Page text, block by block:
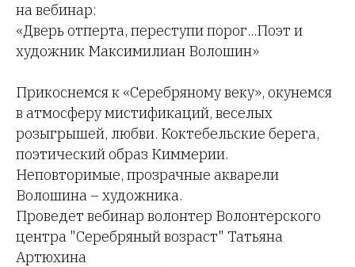
на вебинар:
«Дверь отперта, переступи порог...Поэт и
художник Максимилиан Волошин»
Прикоснемся к «Серебряному веку», окунемся
в атмосферу мистификаций, веселых
розыгрышей, любви. Коктебельские берега,
поэтический образ Киммерии.
Неповторимые, прозрачные акварели
Волошина – художника.
Проведет вебинар волонтер Волонтерского
центра "Серебряный возраст" Татьяна
Артюхина